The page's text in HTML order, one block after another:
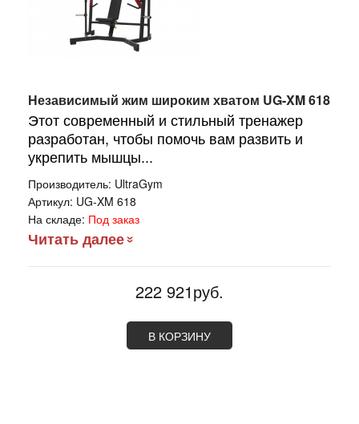
Независимый жим широким хватом UG-XM 618
Этот современный и стильный тренажер
разработан, чтобы помочь вам развить и
укрепить мышцы...
Производитель: UltraGym
Артикул: UG-XM 618
На складе: Под заказ
Читать далее
222 921руб.
В КОРЗИНУ